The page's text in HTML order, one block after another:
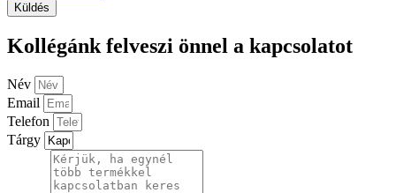
Küldés
Kollégánk felveszi önnel a kapcsolatot
Név
Email
Telefon
Tárgy